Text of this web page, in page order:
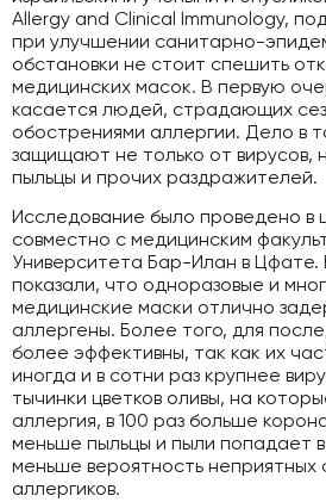
Allergy and Clinical Immunology,
при улучшении санитарно-
обстановки не стоит спешить
медицинских масок. В первую
касается людей, страдающих
обострениями аллергии. Дело в
защищают не только от вирусов,
пыльцы и прочих раздражителей.
Исследование было проведено в
совместно с медицинским
Университета Бар-Илан в Цфате.
показали, что одноразовые и
медицинские маски отлично
аллергены. Более того, для
более эффективны, так как их
иногда и в сотни раз крупнее
тычинки цветков оливы, на
аллергия, в 100 раз больше
меньше пыльцы и пыли попадает
меньше вероятность неприятных
аллергиков.